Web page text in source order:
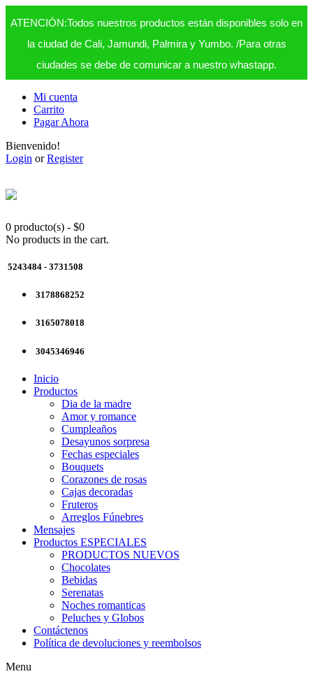
ATENCIÓN:Todos nuestros productos están disponibles solo en
la ciudad de Cali, Jamundi, Palmira y Yumbo. /Para otras
ciudades se debe de comunicar a nuestro whastapp.
Mi cuenta
Carrito
Pagar Ahora
Bienvenido!
Login orRegister
0 producto(s) - $0
No products in the cart.
5243484 - 3731508
3178868252
3165078018
3045346946
Inicio
Productos
Dia de la madre
Amor y romance
Cumpleaños
Desayunos sorpresa
Fechas especiales
Bouquets
Corazones de rosas
Cajas decoradas
Fruteros
Arreglos Fúnebres
Mensajes
Productos ESPECIALES
PRODUCTOS NUEVOS
Chocolates
Bebidas
Serenatas
Noches romanticas
Peluches y Globos
Contáctenos
Política de devoluciones y reembolsos
Menu